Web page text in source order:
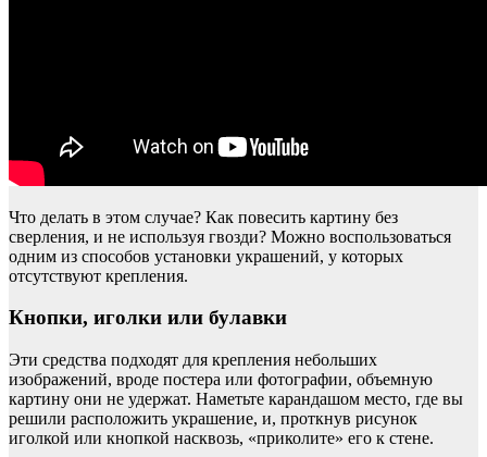
Что делать в этом случае? Как повесить картину без
сверления, и не используя гвозди? Можно воспользоваться
одним из способов установки украшений, у которых
отсутствуют крепления.
Кнопки, иголки или булавки
Эти средства подходят для крепления небольших
изображений, вроде постера или фотографии, объемную
картину они не удержат. Наметьте карандашом место, где вы
решили расположить украшение, и, проткнув рисунок
иголкой или кнопкой насквозь, «приколите» его к стене.